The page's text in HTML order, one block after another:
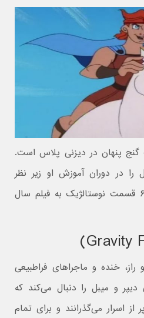
پنهان در دیزنی پلاس است.
را در دوران آموزش او زیر نظر
«فیل» دنبال می‌کند و با ۶۵ قسمت نوستالژیک به فیلم سال
راز، خنده و ماجراهای فراطبیعی
و میبل را دنبال می‌کند که
اسرار می‌گذرانند و برای تمام